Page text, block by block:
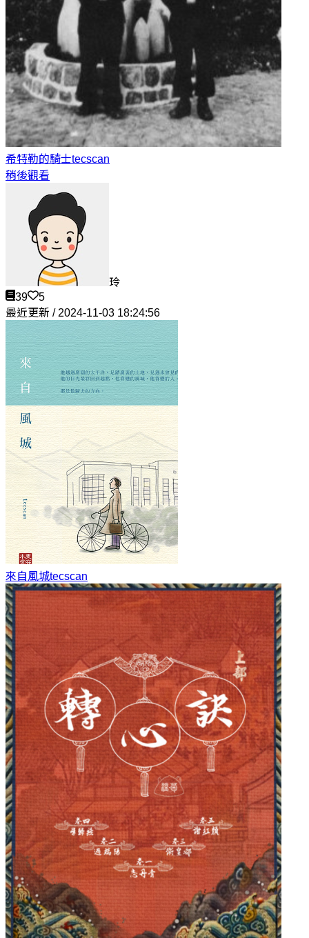
希特勒的騎士tecscan
稍後觀看
玲
39
5
最近更新 / 2024-11-03 18:24:56
來自風城tecscan